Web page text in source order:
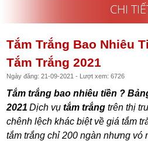
CHI
Tắm Trắng Bao Nhiêu
Tắm Trắng 2021
Ngày đăng: 21-09-2021 - Lượt xem: 6726
Tắm trắng bao nhiêu tiền ?
2021 Dịch vụ tắm trắng trên thị
chênh lệch khác biệt về giá tắm
tắm trắng chỉ 200 ngàn nhưng vó